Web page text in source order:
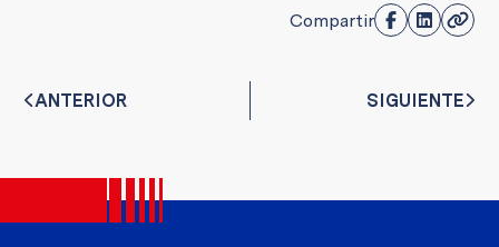
Compartir
ANTERIOR SIGUIENTE